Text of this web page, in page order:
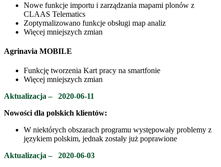
Nowe funkcje importu i zarządzania mapami plonów z
CLAAS Telematics
Zoptymalizowano funkcje obsługi map analiz
Więcej mniejszych zmian
Agrinavia MOBILE
Funkcję tworzenia Kart pracy na smartfonie
Więcej mniejszych zmian
Aktualizacja–
2020-06-11
Nowości dla polskich klientów:
W niektórych obszarach programu występowały problemy z
językiem polskim, jednak zostały już poprawione
Aktualizacja– 2020-06-03